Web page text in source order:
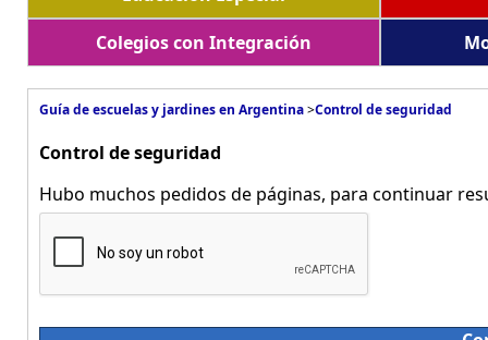
Colegios con Integración
Guía de escuelas y jardines en Argentina>Control de seguridad
Control de seguridad
Hubo muchos pedidos de páginas, para continuar